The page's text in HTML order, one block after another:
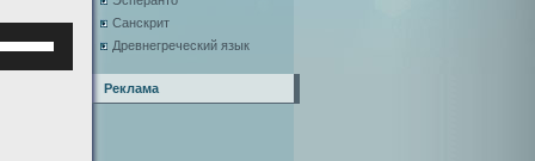
Санскрит
Древнегреческий язык
Реклама